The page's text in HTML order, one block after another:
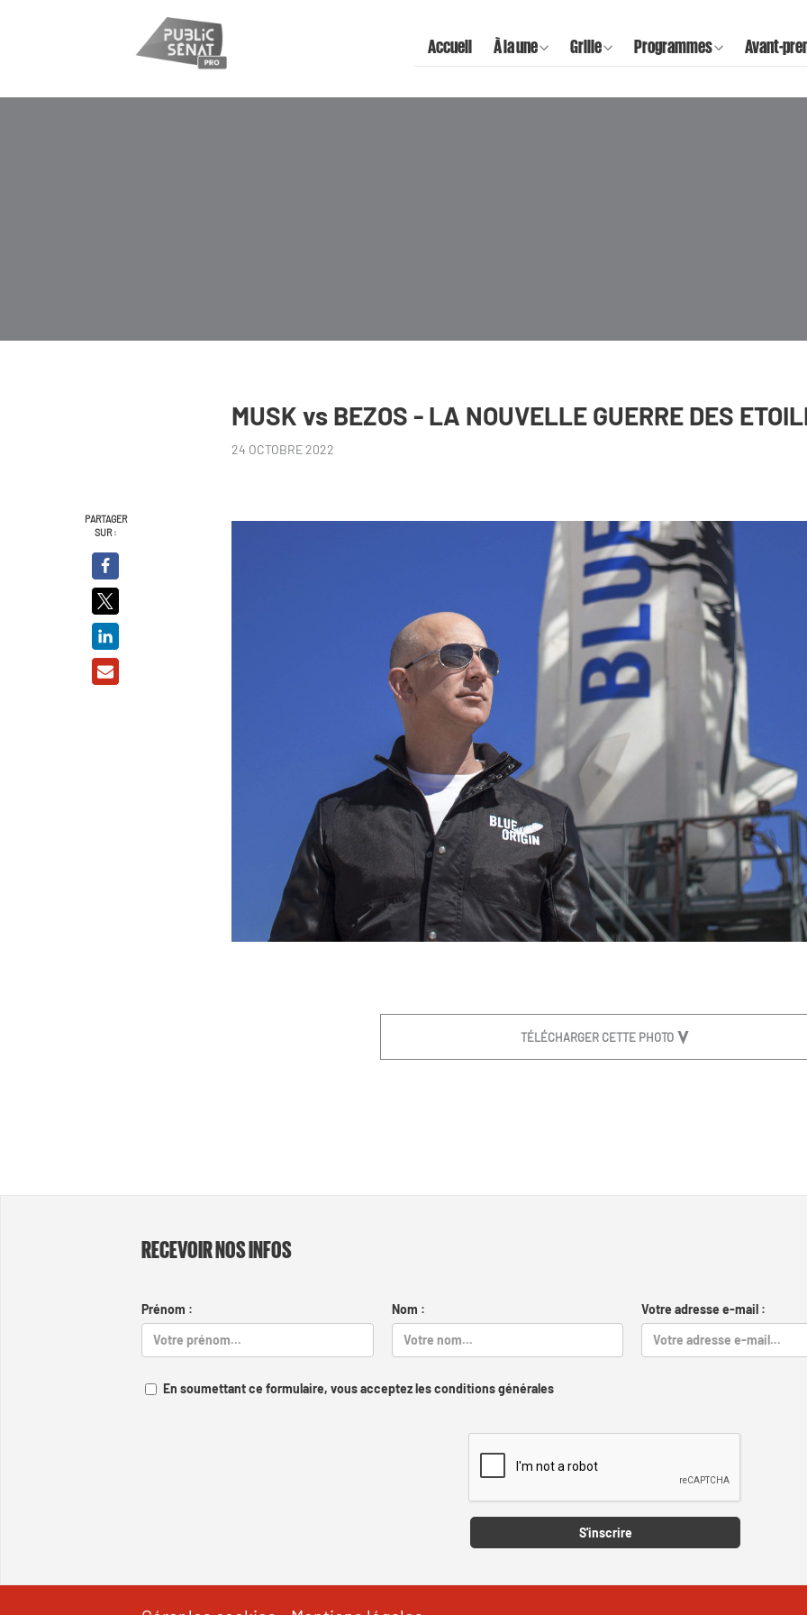
Accueil À la une Grille Programmes Avant-
MUSK vs BEZOS - LA NOUVELLE GUERRE DES
24 OCTOBRE 2022
PARTAGER
SUR :
TÉLÉCHARGER CETTE PHOTO
RECEVOIR NOS INFOS
Prénom : Nom : Votre adresse e-mail :
En soumettant ce formulaire, vous acceptez les conditions générales
S'inscrire